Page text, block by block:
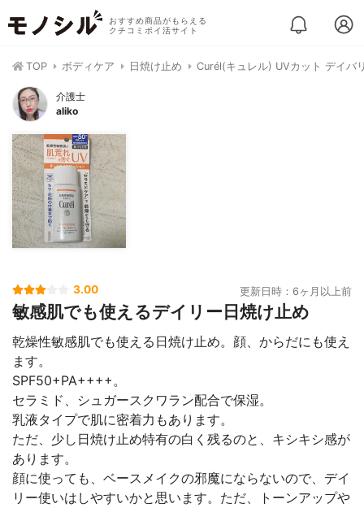
おすすめ商品がもらえる
クチコミポイ活サイト
TOP ボディケア 日焼け止め Curél(キュレル) UVカット デイバ
介護士
aliko
3.00 更新日時：6ヶ月以上前
敏感肌でも使えるデイリー日焼け止め
乾燥性敏感肌でも使える日焼け止め。顔、からだにも使え
ます。
SPF50+PA++++。
セラミド、シュガースクワラン配合で保湿。
乳液タイプで肌に密着力もあります。
ただ、少し日焼け止め特有の白く残るのと、キシキシ感が
あります。
顔に使っても、ベースメイクの邪魔にならないので、デイ
リー使いはしやすいかと思います。ただ、トーンアップや